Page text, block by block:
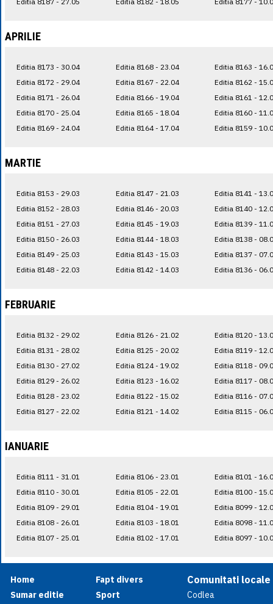
APRILIE
Editia 8173 - 30.04
Editia 8172 - 29.04
Editia 8171 - 26.04
Editia 8170 - 25.04
Editia 8169 - 24.04
Editia 8168 - 23.04
Editia 8167 - 22.04
Editia 8166 - 19.04
Editia 8165 - 18.04
Editia 8164 - 17.04
Editia 8163 -
Editia 8162 -
Editia 8161 -
Editia 8160 -
Editia 8159 -
MARTIE
Editia 8153 - 29.03
Editia 8152 - 28.03
Editia 8151 - 27.03
Editia 8150 - 26.03
Editia 8149 - 25.03
Editia 8148 - 22.03
Editia 8147 - 21.03
Editia 8146 - 20.03
Editia 8145 - 19.03
Editia 8144 - 18.03
Editia 8143 - 15.03
Editia 8142 - 14.03
Editia 8141 -
Editia 8140 -
Editia 8139 -
Editia 8138 -
Editia 8137 -
Editia 8136 -
FEBRUARIE
Editia 8132 - 29.02
Editia 8131 - 28.02
Editia 8130 - 27.02
Editia 8129 - 26.02
Editia 8128 - 23.02
Editia 8127 - 22.02
Editia 8126 - 21.02
Editia 8125 - 20.02
Editia 8124 - 19.02
Editia 8123 - 16.02
Editia 8122 - 15.02
Editia 8121 - 14.02
Editia 8120 -
Editia 8119 -
Editia 8118 -
Editia 8117 -
Editia 8116 -
Editia 8115 -
IANUARIE
Editia 8111 - 31.01
Editia 8110 - 30.01
Editia 8109 - 29.01
Editia 8108 - 26.01
Editia 8107 - 25.01
Editia 8106 - 23.01
Editia 8105 - 22.01
Editia 8104 - 19.01
Editia 8103 - 18.01
Editia 8102 - 17.01
Editia 8101 -
Editia 8100 -
Editia 8099 -
Editia 8098 -
Editia 8097 -
Home
Sumar editie
Fapt divers
Sport
Comunitati locale
Codlea